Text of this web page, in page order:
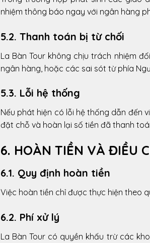
nhiệm thông báo ngay với ngân hàng
5.2. Thanh toán bị từ chối
La Bàn Tour không chịu trách nhiệm
ngân hàng, hoặc các sai sót từ phía
5.3. Lỗi hệ thống
Nếu phát hiện có lỗi hệ thống dẫn đến
đặt chỗ và hoàn lại số tiền đã thanh
6. HOÀN TIỀN VÀ ĐIỀU
6.1. Quy định hoàn tiền
Việc hoàn tiền chỉ được thực hiện theo
6.2. Phí xử lý
La Bàn Tour có quyền khấu trừ các